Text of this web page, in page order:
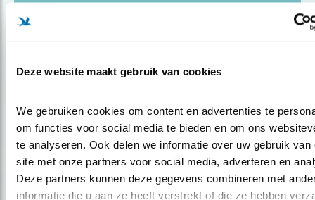
Deze website maakt gebruik van cookies
We gebruiken cookies om content en advertenties te
om functies voor social media te bieden en om ons
te analyseren. Ook delen we informatie over uw gebruik van
site met onze partners voor social media, adverteren en
Deze partners kunnen deze gegevens combineren met
informatie die u aan ze heeft verstrekt of die ze hebben
Opinie
PAS OP VOOR LELYSTADSE
VLIEGTUIGEN!